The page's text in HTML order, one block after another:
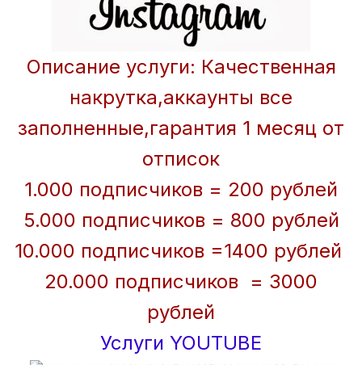
Описание услуги: Качественная
накрутка,аккаунты все
заполненные,гарантия 1 месяц от
отписок
1.000 подписчиков = 200 рублей
5.000 подписчиков = 800 рублей
10.000 подписчиков =1400 рублей
20.000 подписчиков = 3000
рублей
Услуги YOUTUBE